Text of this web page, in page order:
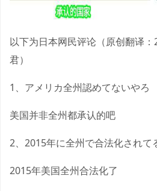
以下为日本网民评论（原创翻译
君）
1、アメリカ全州認めてないやろ
美国并非全州都承认的吧
2、2015年に全州で合法化されて
2015年美国全州合法化了